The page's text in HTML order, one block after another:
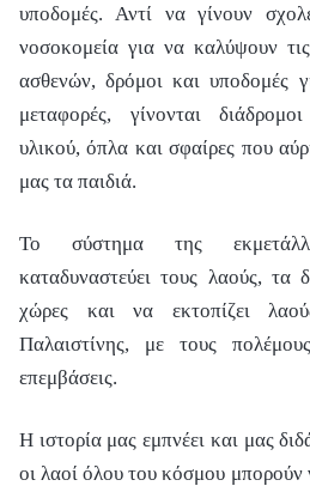
υποδομές. Αντί να γίνουν
νοσοκομεία για να καλύψουν
ασθενών, δρόμοι και υποδομές
μεταφορές, γίνονται
υλικού, όπλα και σφαίρες που
μας τα παιδιά.
Το σύστημα της
καταδυναστεύει τους λαούς, τα
χώρες και να εκτοπίζει
Παλαιστίνης, με τους
επεμβάσεις.
Η ιστορία μας εμπνέει και μας
οι λαοί όλου του κόσμου